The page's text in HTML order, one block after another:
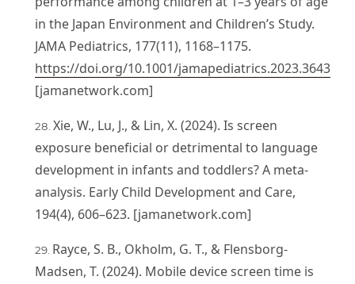
in the Japan Environment and Children’s Study.
JAMA Pediatrics, 177(11), 1168–1175.
https://doi.org/10.1001/jamapediatrics.2023.3643
[jamanetwork.com]
Xie, W., Lu, J., & Lin, X. (2024). Is screen
exposure beneficial or detrimental to language
development in infants and toddlers? A meta-
analysis. Early Child Development and Care,
194(4), 606–623. [jamanetwork.com]
Rayce, S. B., Okholm, G. T., & Flensborg-
Madsen, T. (2024). Mobile device screen time is